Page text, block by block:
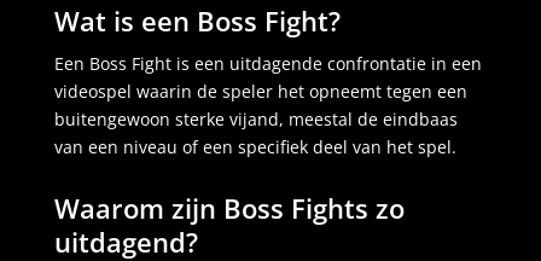
Wat is een Boss Fight?
Een Boss Fight is een uitdagende confrontatie in een
videospel waarin de speler het opneemt tegen een
buitengewoon sterke vijand, meestal de eindbaas
van een niveau of een specifiek deel van het spel.
Waarom zijn Boss Fights zo
uitdagend?